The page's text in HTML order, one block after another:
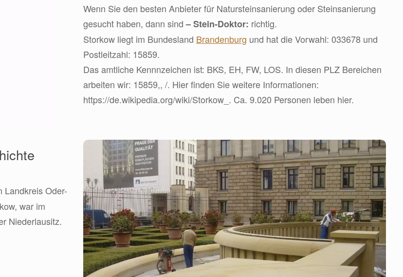
Wenn Sie den besten Anbieter für Natursteinsanierung oder Steinsanierung
gesucht haben, dann sind– Stein-Doktor: richtig.
Storkow liegt im Bundesland Brandenburg und hat die Vorwahl: 033678 und
Postleitzahl: 15859.
Das amtliche Kennnzeichen ist: BKS, EH, FW, LOS. In diesen PLZ Bereichen
arbeiten wir: 15859,, /. Hier finden Sie weitere Informationen:
https://de.wikipedia.org/wiki/Storkow_. Ca. 9.020 Personen leben hier.
Landkreis Oder-
war im
Niederlausitz.